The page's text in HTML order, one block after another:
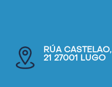
RÚA CASTELAO,
21 27001 LUGO